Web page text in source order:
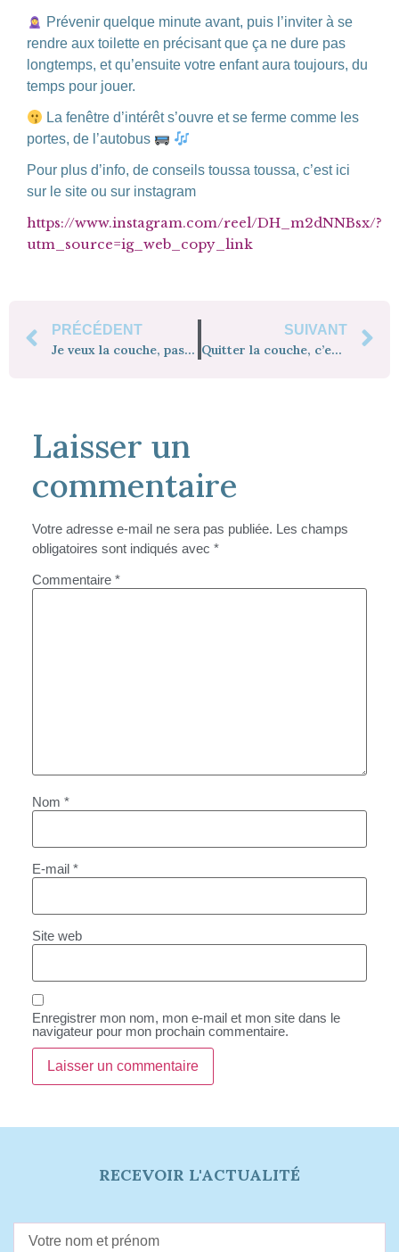
Prévenir quelque minute avant, puis l’inviter à se
rendre aux toilette en précisant que ça ne dure pas
longtemps, et qu’ensuite votre enfant aura toujours, du
temps pour jouer.
La fenêtre d’intérêt s’ouvre et se ferme comme les
portes, de l’autobus
Pour plus d’info, de conseils toussa toussa, c’est ici
sur le site ou sur instagram
https://www.instagram.com/reel/DH_m2dNNBsx/?
utm_source=ig_web_copy_link
PRÉCÉDENT
Je veux la couche, pas le pot
SUIVANT
Quitter la couche, c’est beaucoup de changement
Laisser un
commentaire
Votre adresse e-mail ne sera pas publiée. Les champs
obligatoires sont indiqués avec *
Commentaire *
Nom *
E-mail *
Site web
Enregistrer mon nom, mon e-mail et mon site dans le
navigateur pour mon prochain commentaire.
RECEVOIR L'ACTUALITÉ